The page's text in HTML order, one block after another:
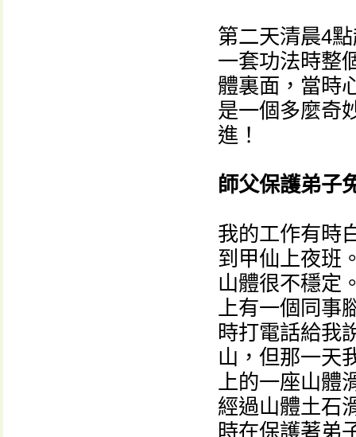
第二天清晨4
一套功法時整
體裏面，當時
是一個多麼奇
進！
師父保護弟子
我的工作有時
到甲仙上夜班
山體很不穩定
上有一個同事
時打電話給我
山，但那一天
上的一座山體
經過山體土石
時在保護著弟